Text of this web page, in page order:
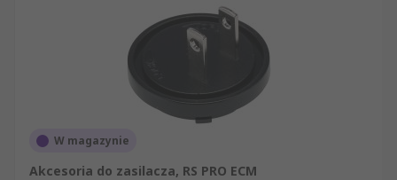
W magazynie
Akcesoria do zasilacza, RS PRO ECM